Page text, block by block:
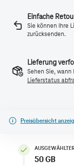
Einfache
Sie können Ihre
zurücksenden.
Lieferung
Sehen Sie,
Lieferstatus
Preisübersicht
50 GB